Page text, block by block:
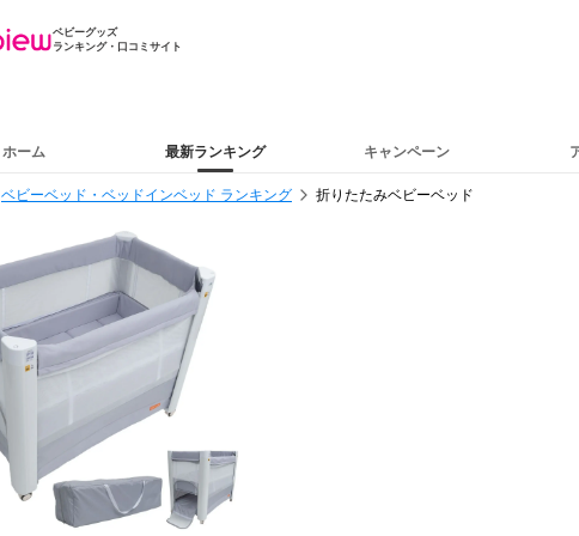
ベビーグッズ
ランキング・口コミサイト
ホーム 最新ランキング キャンペーン
ベビーベッド・ベッドインベッド ランキング 折りたたみベビーベッド